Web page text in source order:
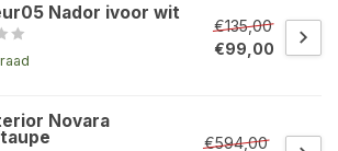
Nador ivoor wit
€135,00
€99,00
Novara
€594,00